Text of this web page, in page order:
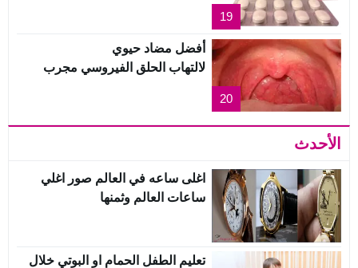
19
20
أفضل مضاد حيوي
لالتهاب الحلق الفيروسي مجرب
الأحدث
اغلى ساعه في العالم صور اغلي
ساعات العالم وثمنها
تعليم الطفل الحمام او البوتي خلال